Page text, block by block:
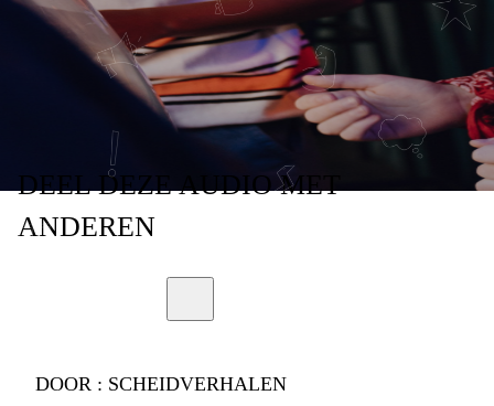
- AFLEVERING 9
DEELDEZE AUDIOMET
ANDEREN
DOOR : SCHEIDVERHALEN